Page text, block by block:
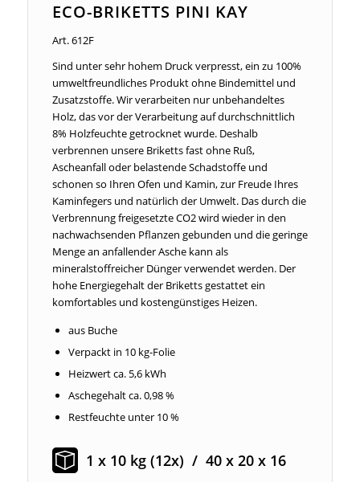
ECO-BRIKETTS PINI KAY
Art. 612F
Sind unter sehr hohem Druck verpresst, ein zu 100%
umweltfreundliches Produkt ohne Bindemittel und
Zusatzstoffe. Wir verarbeiten nur unbehandeltes
Holz, das vor der Verarbeitung auf durchschnittlich
8% Holzfeuchte getrocknet wurde. Deshalb
verbrennen unsere Briketts fast ohne Ruß,
Ascheanfall oder belastende Schadstoffe und
schonen so Ihren Ofen und Kamin, zur Freude Ihres
Kaminfegers und natürlich der Umwelt. Das durch die
Verbrennung freigesetzte CO2 wird wieder in den
nachwachsenden Pflanzen gebunden und die geringe
Menge an anfallender Asche kann als
mineralstoffreicher Dünger verwendet werden. Der
hohe Energiegehalt der Briketts gestattet ein
komfortables und kostengünstiges Heizen.
aus Buche
Verpackt in 10 kg-Folie
Heizwert ca. 5,6 kWh
Aschegehalt ca. 0,98 %
Restfeuchte unter 10 %
1 x 10 kg (12x) / 40 x 20 x 16